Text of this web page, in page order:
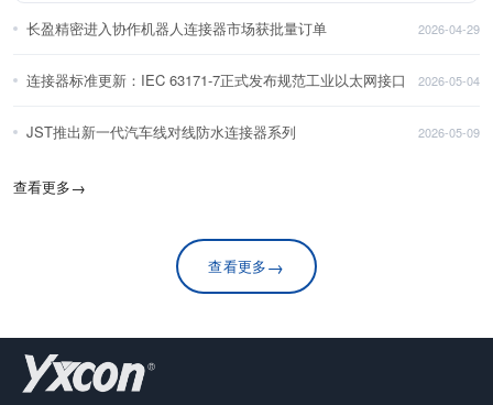
长盈精密进入协作机器人连接器市场获批量订单 2026-04-29
连接器标准更新：IEC 63171-7正式发布规范工业以太网接口 2026-05-04
JST推出新一代汽车线对线防水连接器系列 2026-05-09
查看更多→
查看更多→